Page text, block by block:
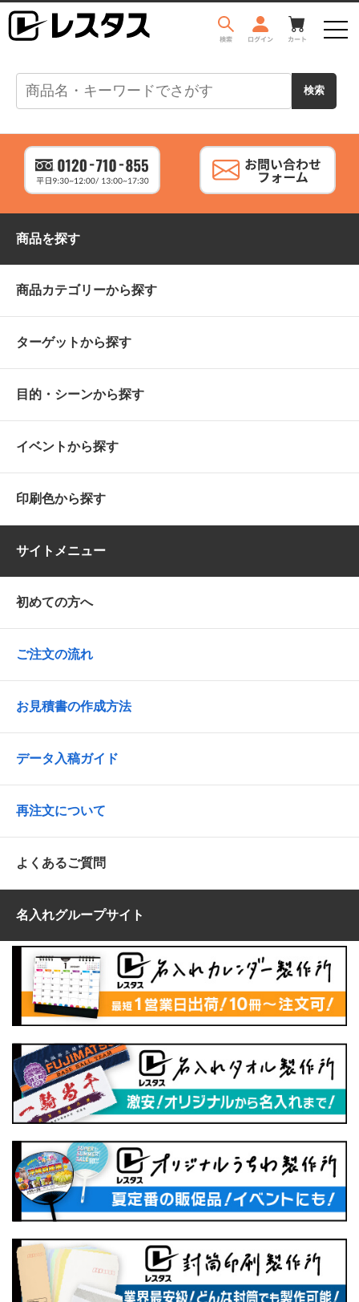
商品を探す
商品カテゴリーから探す
ターゲットから探す
目的・シーンから探す
イベントから探す
印刷色から探す
サイトメニュー
初めての方へ
ご注文の流れ
お見積書の作成方法
データ入稿ガイド
再注文について
よくあるご質問
名入れグループサイト